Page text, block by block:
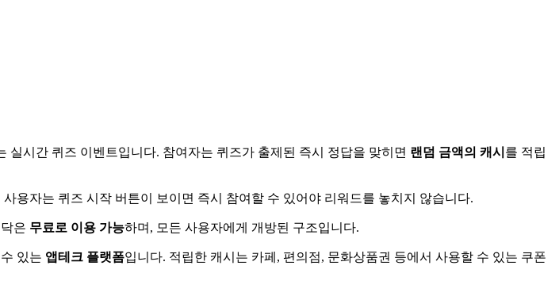
시간 퀴즈 이벤트입니다. 참여자는 퀴즈가 출제된 즉시 정답을 맞히면 랜덤 금액의 캐시 를 적립
사용자는 퀴즈 시작 버튼이 보이면 즉시 참여할 수 있어야 리워드를 놓치지 않습니다.
은 무료로 이용 가능하며, 모든 사용자에게 개방된 구조입니다.
있는 앱테크 플랫폼입니다. 적립한 캐시는 카페, 편의점, 문화상품권 등에서 사용할 수 있는 쿠폰